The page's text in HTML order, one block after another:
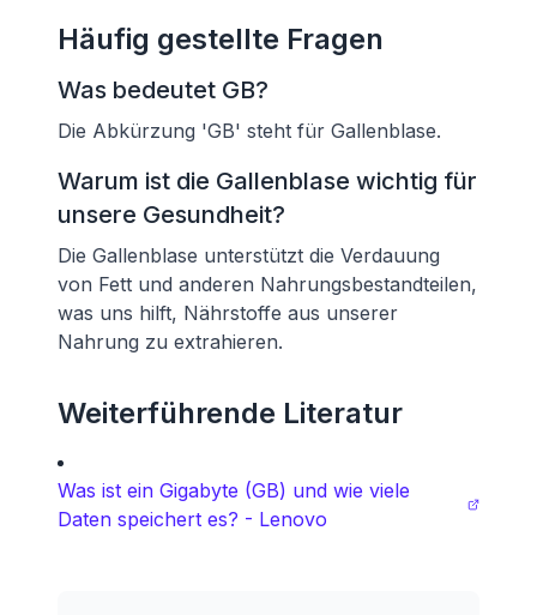
Häufig gestellte Fragen
Was bedeutet GB?
Die Abkürzung 'GB' steht für Gallenblase.
Warum ist die Gallenblase wichtig für
unsere Gesundheit?
Die Gallenblase unterstützt die Verdauung
von Fett und anderen Nahrungsbestandteilen,
was uns hilft, Nährstoffe aus unserer
Nahrung zu extrahieren.
Weiterführende Literatur
Was ist ein Gigabyte (GB) und wie viele
Daten speichert es? - Lenovo